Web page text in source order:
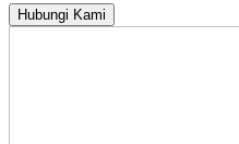
Hubungi Kami